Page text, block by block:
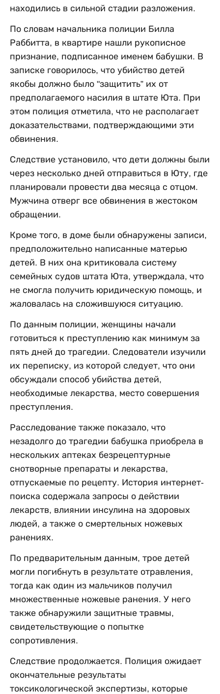
находились в сильной стадии разложения.
По словам начальника полиции Билла
Раббитта, в квартире нашли рукописное
признание, подписанное именем бабушки. В
записке говорилось, что убийство детей
якобы должно было "защитить” их от
предполагаемого насилия в штате Юта. При
этом полиция отметила, что не располагает
доказательствами, подтверждающими эти
обвинения.
Следствие установило, что дети должны были
через несколько дней отправиться в Юту, где
планировали провести два месяца с отцом.
Мужчина отверг все обвинения в жестоком
обращении.
Кроме того, в доме были обнаружены записи,
предположительно написанные матерью
детей. В них она критиковала систему
семейных судов штата Юта, утверждала, что
не смогла получить юридическую помощь, и
жаловалась на сложившуюся ситуацию.
По данным полиции, женщины начали
готовиться к преступлению как минимум за
пять дней до трагедии. Следователи изучили
их переписку, из которой следует, что они
обсуждали способ убийства детей,
необходимые лекарства, место совершения
преступления.
Расследование также показало, что
незадолго до трагедии бабушка приобрела в
нескольких аптеках безрецептурные
снотворные препараты и лекарства,
отпускаемые по рецепту. История интернет-
поиска содержала запросы о действии
лекарств, влиянии инсулина на здоровых
людей, а также о смертельных ножевых
ранениях.
По предварительным данным, трое детей
могли погибнуть в результате отравления,
тогда как один из мальчиков получил
множественные ножевые ранения. У него
также обнаружили защитные травмы,
свидетельствующие о попытке
сопротивления.
Следствие продолжается. Полиция ожидает
окончательные результаты
токсикологической экспертизы, которые